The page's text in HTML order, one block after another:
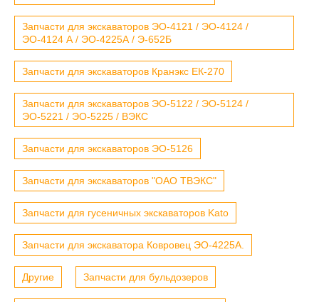
Запчасти для экскаваторов ЭО-4121 / ЭО-4124 /
ЭО-4124 А / ЭО-4225А / Э-652Б
Запчасти для экскаваторов Кранэкс ЕК-270
Запчасти для экскаваторов ЭО-5122 / ЭО-5124 /
ЭО-5221 / ЭО-5225 / ВЭКС
Запчасти для экскаваторов ЭО-5126
Запчасти для экскаваторов "ОАО ТВЭКС"
Запчасти для гусеничных экскаваторов Kato
Запчасти для экскаватора Ковровец ЭО-4225А.
Другие Запчасти для бульдозеров